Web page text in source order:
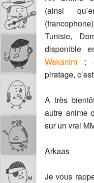
(ainsi
Tunisie,
disponible
Wakanim :
piratage,
A très
autre anime
sur un vrai
Arkaas
Je vous